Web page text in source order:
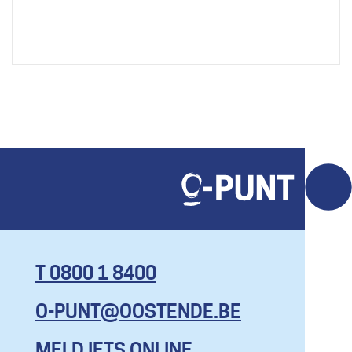
KOM HIER
MET AL JE
T 0800 1 8400
O-PUNT@OOSTENDE.BE